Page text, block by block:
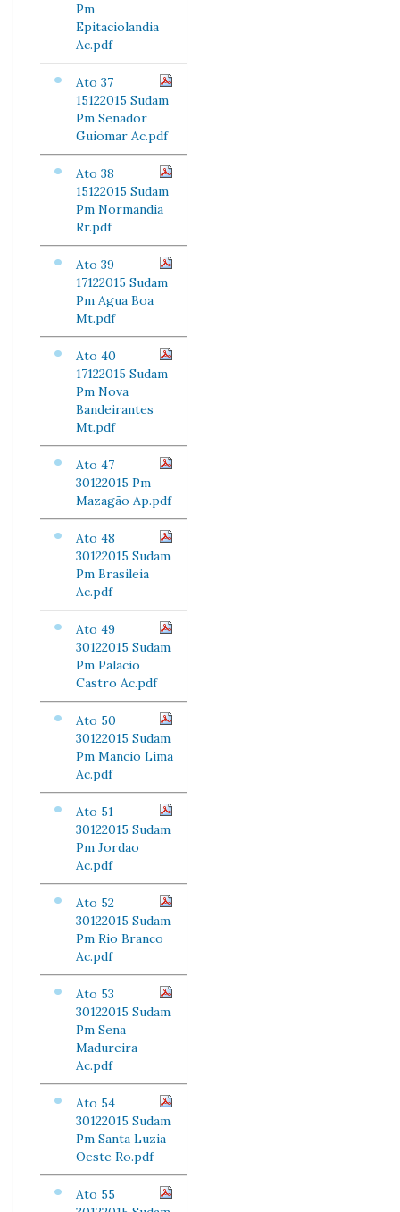
Pm
Epitaciolandia
Ac.pdf
Ato 37
15122015 Sudam
Pm Senador
Guiomar Ac.pdf
Ato 38
15122015 Sudam
Pm Normandia
Rr.pdf
Ato 39
17122015 Sudam
Pm Agua Boa
Mt.pdf
Ato 40
17122015 Sudam
Pm Nova
Bandeirantes
Mt.pdf
Ato 47
30122015 Pm
Mazagão Ap.pdf
Ato 48
30122015 Sudam
Pm Brasileia
Ac.pdf
Ato 49
30122015 Sudam
Pm Palacio
Castro Ac.pdf
Ato 50
30122015 Sudam
Pm Mancio Lima
Ac.pdf
Ato 51
30122015 Sudam
Pm Jordao
Ac.pdf
Ato 52
30122015 Sudam
Pm Rio Branco
Ac.pdf
Ato 53
30122015 Sudam
Pm Sena
Madureira
Ac.pdf
Ato 54
30122015 Sudam
Pm Santa Luzia
Oeste Ro.pdf
Ato 55